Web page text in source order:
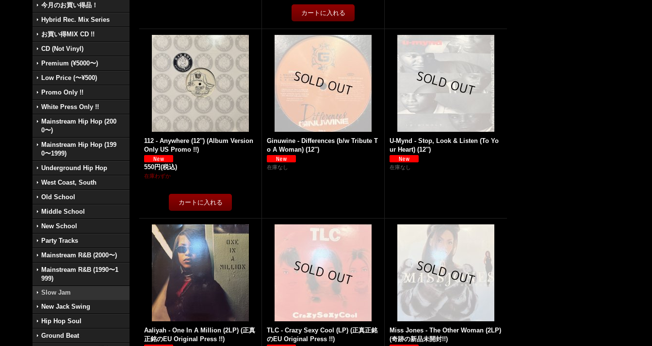
今月のお買い得品！
Hybrid Rec. Mix Series
お買い得MIX CD !!
CD (Not Vinyl)
Premium (¥5000〜)
Low Price (〜¥500)
Promo Only !!
White Press Only !!
Mainstream Hip Hop (200
0〜)
Mainstream Hip Hop (199
0〜1999)
Underground Hip Hop
West Coast, South
Old School
Middle School
New School
Party Tracks
Mainstream R&B (2000〜)
Mainstream R&B (1990〜1
999)
Slow Jam
New Jack Swing
Hip Hop Soul
Ground Beat
112 - Anywhere (12'') (Album Version
Only US Promo !!)
550円(税込)
在庫わずか
Ginuwine - Differences (b/w Tribute T
o A Woman) (12'')
在庫なし
U-Mynd - Stop, Look & Listen (To Yo
ur Heart) (12'')
在庫なし
Aaliyah - One In A Million (2LP) (正真
正銘のEU Original Press !!)
TLC - Crazy Sexy Cool (LP) (正真正銘
のEU Original Press !!)
Miss Jones - The Other Woman (2LP)
(奇跡の新品未開封!!)